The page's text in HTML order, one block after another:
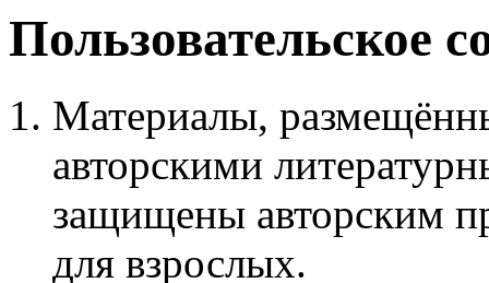
Пользовательское
Материалы,
авторскими
защищены авторским
для взрослых.